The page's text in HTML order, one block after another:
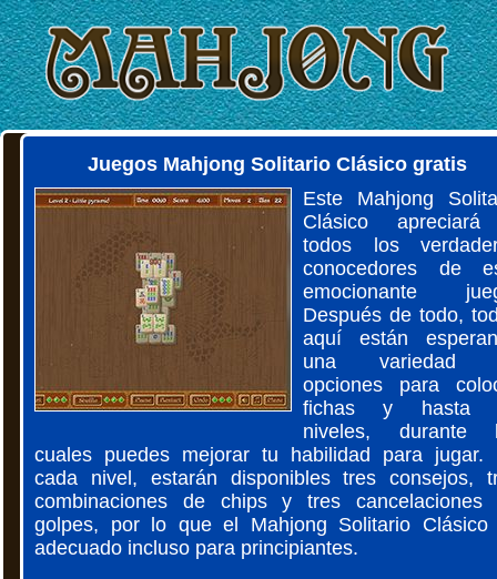
Juegos Mahjong Solitario Clásico gratis
Este Mahjong
Clásico
todos los
conocedores de
emocionante
Después de todo,
aquí están
una variedad
opciones para
fichas y hasta
niveles, durante
cuales puedes mejorar tu habilidad para jugar.
cada nivel, estarán disponibles tres consejos,
combinaciones de chips y tres cancelaciones
golpes, por lo que el Mahjong Solitario Clásico
adecuado incluso para principiantes.